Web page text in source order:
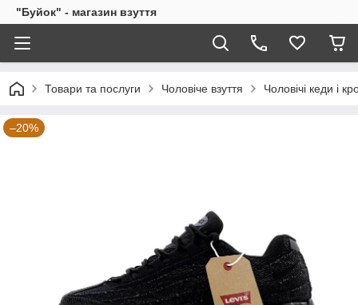
"Буйок" - магазин взуття
Товари та послуги Чоловіче взуття Чоловічі кеди і
–20%